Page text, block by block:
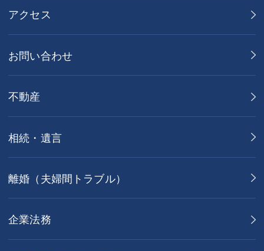
アクセス
お問い合わせ
不動産
相続・遺言
離婚（夫婦間トラブル）
企業法務